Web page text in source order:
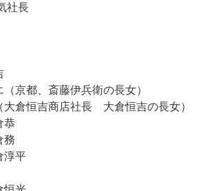
社長
都、斎藤伊兵衛の長女）
倉恒吉商店社長 大倉恒吉の長女）
平